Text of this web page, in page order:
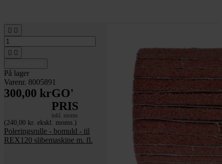
 
 
På lager
Varenr. 8005891
300,00 krGO'
PRIS
inkl. moms
(240,00 kr. ekskl. moms.)
Poleringsrulle - bomuld - til
REX120 slibemaskine m. fl.